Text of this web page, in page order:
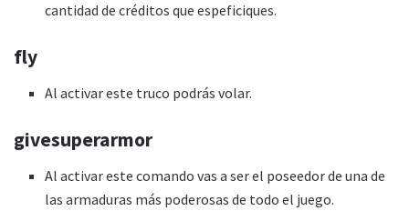
cantidad de créditos que espeficiques.
fly
Al activar este truco podrás volar.
givesuperarmor
Al activar este comando vas a ser el poseedor de una de
las armaduras más poderosas de todo el juego.